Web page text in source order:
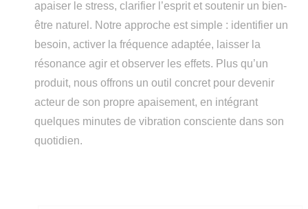
apaiser le stress, clarifier l’esprit et soutenir un bien-
être naturel. Notre approche est simple : identifier un
besoin, activer la fréquence adaptée, laisser la
résonance agir et observer les effets. Plus qu’un
produit, nous offrons un outil concret pour devenir
acteur de son propre apaisement, en intégrant
quelques minutes de vibration consciente dans son
quotidien.